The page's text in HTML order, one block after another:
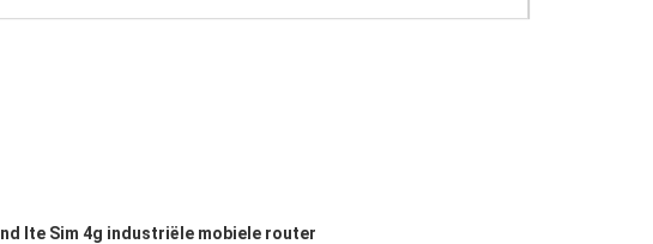
lte Sim 4g industriële mobiele router